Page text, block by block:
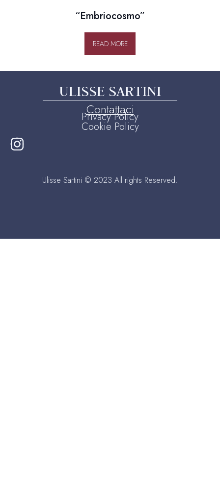
“Embriocosmo”
READ MORE
ULISSE SARTINI
Contattaci
Privacy Policy
Cookie Policy
Ulisse Sartini © 2023 All rights Reserved.